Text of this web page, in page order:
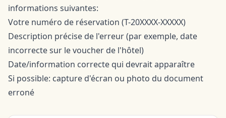
informations suivantes:
Votre numéro de réservation (T-20XXXX-XXXXX)
Description précise de l'erreur (par exemple, date
incorrecte sur le voucher de l'hôtel)
Date/information correcte qui devrait apparaître
Si possible: capture d'écran ou photo du document
erroné